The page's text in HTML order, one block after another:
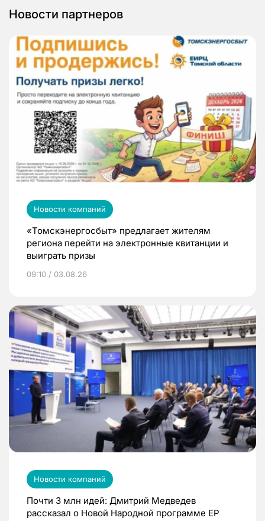
Новости партнеров
Новости компаний
«Томскэнергосбыт» предлагает жителям
региона перейти на электронные квитанции и
выиграть призы
09:10 / 03.08.26
Новости компаний
Почти 3 млн идей: Дмитрий Медведев
рассказал о Новой Народной программе ЕР